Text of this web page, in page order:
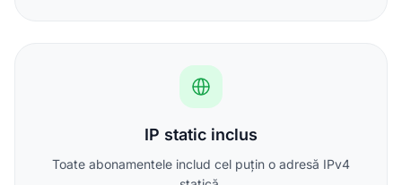
IP static inclus
Toate abonamentele includ cel puțin o adresă IPv4